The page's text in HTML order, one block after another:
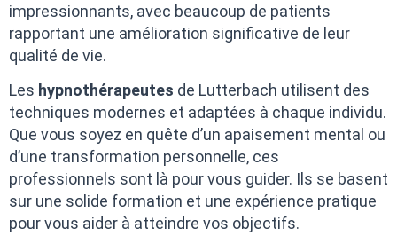
impressionnants, avec beaucoup de patients
rapportant une amélioration significative de leur
qualité de vie.
Les hypnothérapeutes de Lutterbach utilisent des
techniques modernes et adaptées à chaque individu.
Que vous soyez en quête d’un apaisement mental ou
d’une transformation personnelle, ces
professionnels sont là pour vous guider. Ils se basent
sur une solide formation et une expérience pratique
pour vous aider à atteindre vos objectifs.